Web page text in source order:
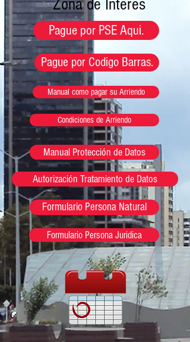
Pague por PSE Aqui.
Pague por Codigo Barras.
Manual como pagar su Arriendo
Condiciones de Arriendo
Manual Protección de Datos
Autorización Tratamiento de Datos
Formulario Persona Natural
Formulario Persona Juridica
Zona de Interes